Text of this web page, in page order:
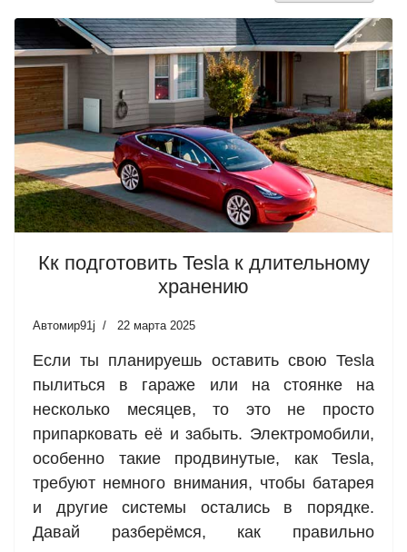
Кк подготовить Tesla к длительному
хранению
Автомир91j 22 марта 2025
Если ты планируешь оставить свою Tesla
пылиться в гараже или на стоянке на
несколько месяцев, то это не просто
припарковать её и забыть. Электромобили,
особенно такие продвинутые, как Tesla,
требуют немного внимания, чтобы батарея
и другие системы остались в порядке.
Давай разберёмся, как правильно